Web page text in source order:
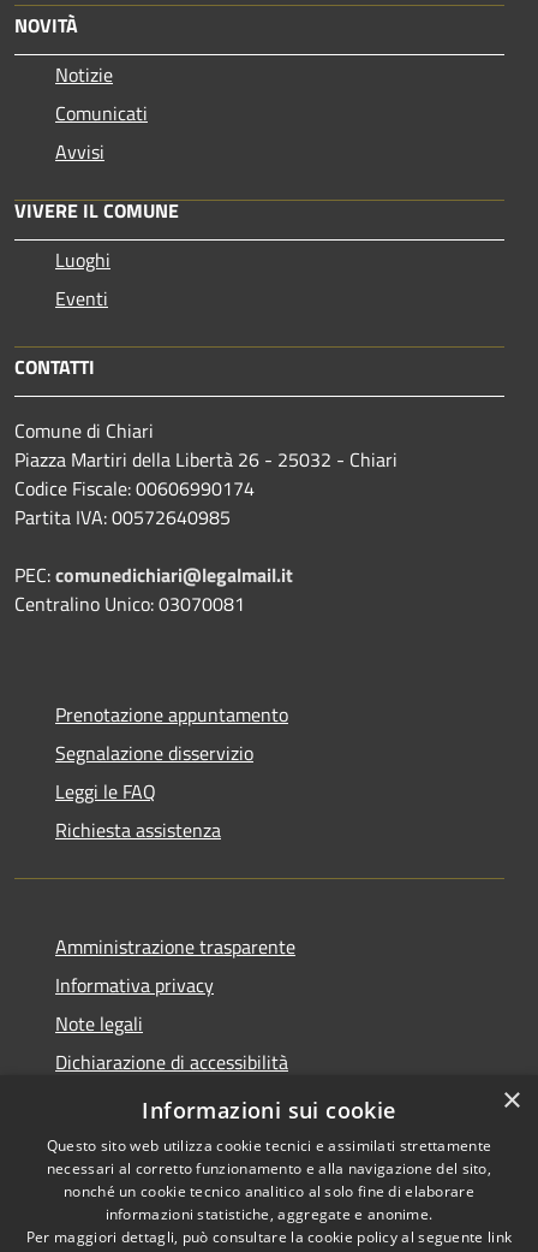
NOVITÀ
Notizie
Comunicati
Avvisi
VIVERE IL COMUNE
Luoghi
Eventi
CONTATTI
Comune di Chiari
Piazza Martiri della Libertà 26 - 25032 - Chiari
Codice Fiscale: 00606990174
Partita IVA: 00572640985
PEC:comunedichiari@legalmail.it
Centralino Unico: 03070081
Prenotazione appuntamento
Segnalazione disservizio
Leggi le FAQ
Richiesta assistenza
Amministrazione trasparente
Informativa privacy
Note legali
Dichiarazione di accessibilità
Obiettivi accessibilità
Copyright © 2026 • Comune di
×
Informazioni sui cookie
Questo sito web utilizza cookie tecnici e assimilati strettamente
necessari al corretto funzionamento e alla navigazione del sito,
nonché un cookie tecnico analitico al solo fine di elaborare
informazioni statistiche, aggregate e anonime.
Per maggiori dettagli, può consultare la cookie policy al seguente link